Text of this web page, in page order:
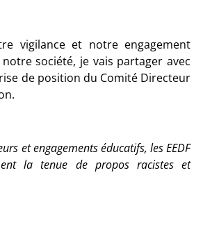
vigilance et notre engagement
société, je vais partager avec
de position du Comité Directeur
et engagements éducatifs, les EEDF
la tenue de propos racistes et